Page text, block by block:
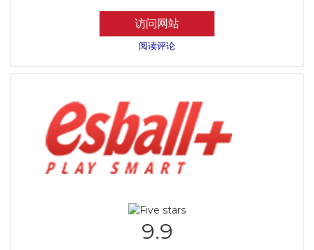
访问网站
阅读评论
9.9